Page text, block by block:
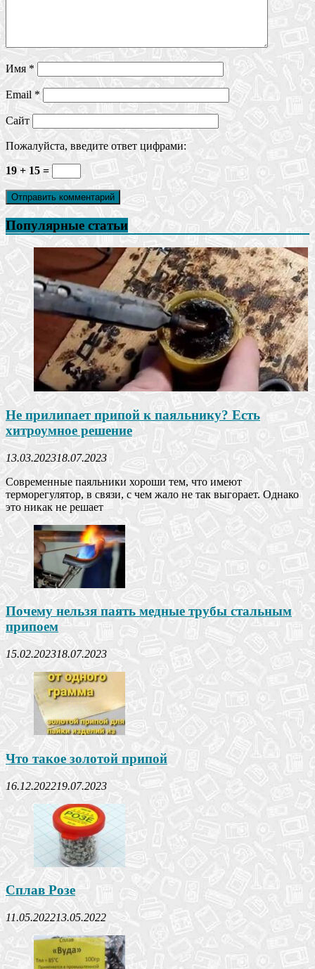
Имя *
Email *
Сайт
Пожалуйста, введите ответ цифрами:
19 + 15 =
Популярные статьи
Не прилипает припой к паяльнику? Есть
хитроумное решение
13.03.202318.07.2023
Современные паяльники хороши тем, что имеют
терморегулятор, в связи, с чем жало не так выгорает. Однако
это никак не решает
Почему нельзя паять медные трубы стальным
припоем
15.02.202318.07.2023
Что такое золотой припой
16.12.202219.07.2023
Сплав Розе
11.05.202213.05.2022